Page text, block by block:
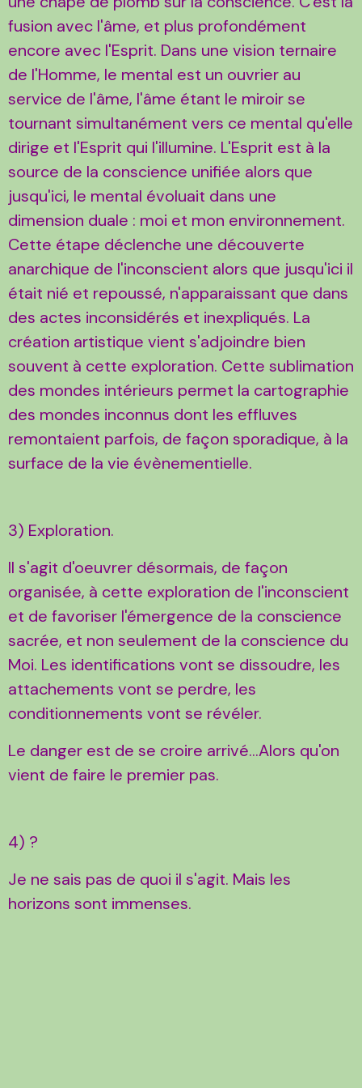
fusion avec l'âme, et plus profondément
encore avec l'Esprit. Dans une vision ternaire
de l'Homme, le mental est un ouvrier au
service de l'âme, l'âme étant le miroir se
tournant simultanément vers ce mental qu'elle
dirige et l'Esprit qui l'illumine. L'Esprit est à la
source de la conscience unifiée alors que
jusqu'ici, le mental évoluait dans une
dimension duale : moi et mon environnement.
Cette étape déclenche une découverte
anarchique de l'inconscient alors que jusqu'ici il
était nié et repoussé, n'apparaissant que dans
des actes inconsidérés et inexpliqués. La
création artistique vient s'adjoindre bien
souvent à cette exploration. Cette sublimation
des mondes intérieurs permet la cartographie
des mondes inconnus dont les effluves
remontaient parfois, de façon sporadique, à la
surface de la vie évènementielle.
3) Exploration.
Il s'agit d'oeuvrer désormais, de façon
organisée, à cette exploration de l'inconscient
et de favoriser l'émergence de la conscience
sacrée, et non seulement de la conscience du
Moi. Les identifications vont se dissoudre, les
attachements vont se perdre, les
conditionnements vont se révéler.
Le danger est de se croire arrivé...Alors qu'on
vient de faire le premier pas.
4) ?
Je ne sais pas de quoi il s'agit. Mais les
horizons sont immenses.